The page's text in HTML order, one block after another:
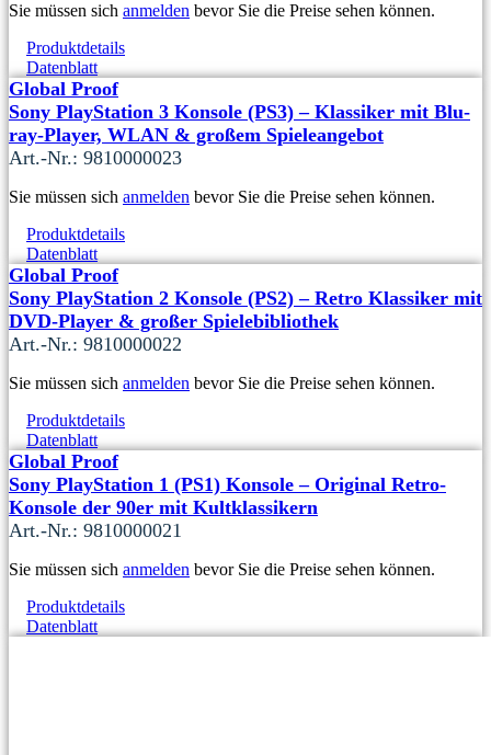
Sie müssen sich anmelden bevor Sie die Preise sehen können.
Produktdetails
Datenblatt
Global Proof
Sony PlayStation 3 Konsole (PS3) – Klassiker mit Blu-
ray-Player, WLAN & großem Spieleangebot
Art.-Nr.: 9810000023
Sie müssen sich anmelden bevor Sie die Preise sehen können.
Produktdetails
Datenblatt
Global Proof
Sony PlayStation 2 Konsole (PS2) – Retro Klassiker mit
DVD-Player & großer Spielebibliothek
Art.-Nr.: 9810000022
Sie müssen sich anmelden bevor Sie die Preise sehen können.
Produktdetails
Datenblatt
Global Proof
Sony PlayStation 1 (PS1) Konsole – Original Retro-
Konsole der 90er mit Kultklassikern
Art.-Nr.: 9810000021
Sie müssen sich anmelden bevor Sie die Preise sehen können.
Produktdetails
Datenblatt